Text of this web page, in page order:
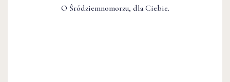
O Śródziemnomorzu, dla Ciebie.